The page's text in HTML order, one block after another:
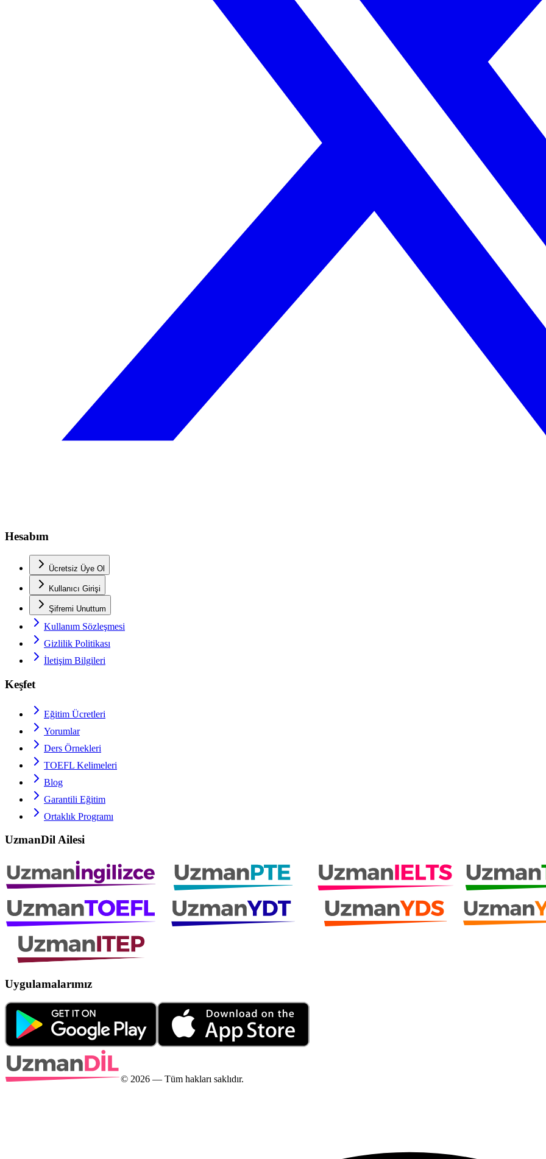
Hesabım
Ücretsiz Üye Ol
Kullanıcı Girişi
Şifremi Unuttum
Kullanım Sözleşmesi
Gizlilik Politikası
İletişim Bilgileri
Keşfet
Eğitim Ücretleri
Yorumlar
Ders Örnekleri
TOEFL Kelimeleri
Blog
Garantili Eğitim
Ortaklık Programı
UzmanDil Ailesi
Uygulamalarımız
© 2026 — Tüm hakları saklıdır.